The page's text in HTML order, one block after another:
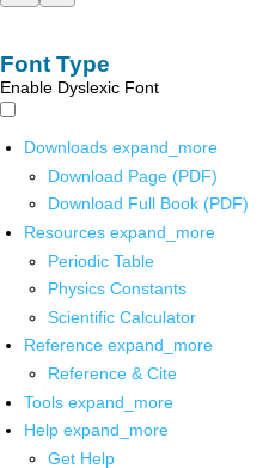
Font Type
Enable Dyslexic Font
Downloads expand_more
Download Page (PDF)
Download Full Book (PDF)
Resources expand_more
Periodic Table
Physics Constants
Scientific Calculator
Reference expand_more
Reference & Cite
Tools expand_more
Help expand_more
Get Help